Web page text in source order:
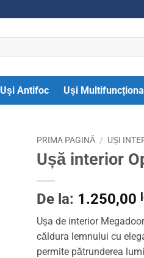
Uși Antifoc Uși
PRIMA PAGINĂ / UȘI
Ușă interior
De la: 1.250,00
Ușa de interior
căldura lemnului cu
permite pătrunderea